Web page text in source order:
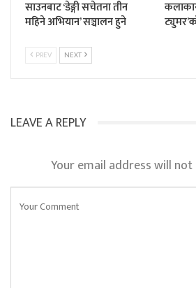
साउनबाट ‘डेङ्गी सचेतना तीन
महिने अभियान’ सञ्चालन हुने
कलाकार
PREV NEXT
LEAVE A REPLY
Your email address will not